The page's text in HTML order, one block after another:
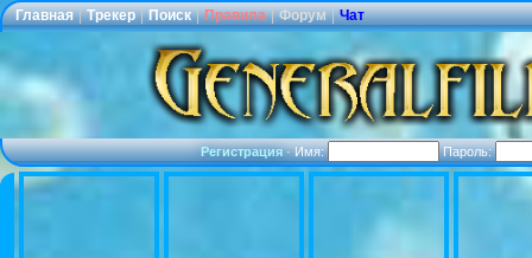
Главная | Трекер | Поиск | Правила | Форум | Чат
Регистрация·Имя: Пароль: